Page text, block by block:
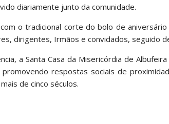
diariamente junto da comunidade.
o tradicional corte do bolo de
dirigentes, Irmãos e convidados, seguido
a Santa Casa da Misericórdia de
respostas sociais de
de cinco séculos.